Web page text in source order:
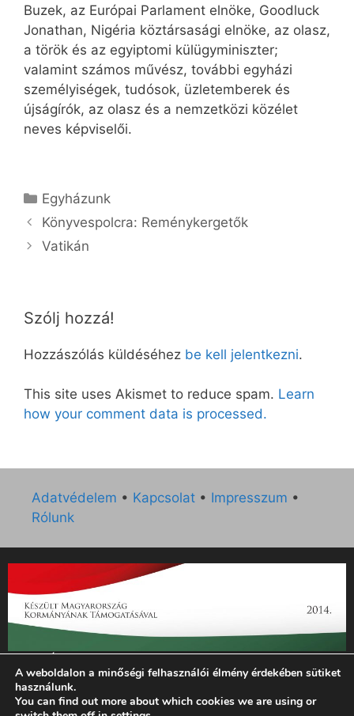
Buzek, az Európai Parlament elnöke, Goodluck
Jonathan, Nigéria köztársasági elnöke, az olasz,
a török és az egyiptomi külügyminiszter;
valamint számos művész, további egyházi
személyiségek, tudósok, üzletemberek és
újságírók, az olasz és a nemzetközi közélet
neves képviselői.
Kategória
Egyházunk
Könyvespolcra: Reménykergetők
Vatikán
Szólj hozzá!
Hozzászólás küldéséhez be kell jelentkezni.
This site uses Akismet to reduce spam. Learn
how your comment data is processed.
Adatvédelem • Kapcsolat • Impresszum •
Rólunk
„Az Új Ember katolikus hetilap 2014. évi működésének
támogatását az EGYH-KCP-14-P-0121 sz. támogatási
szerződés keretében 3 000 000 Ft összegben támogatta az
Emberi Erőforrások Minisztériuma.”
A weboldalon a minőségi felhasználói élmény érdekében sütiket
használunk.
You can find out more about which cookies we are using or